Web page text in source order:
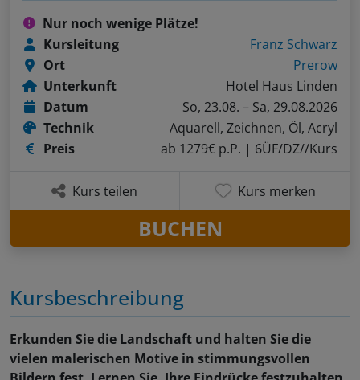
Kursbeschreibung
Erkunden Sie die Landschaft und halten Sie die
vielen malerischen Motive in stimmungsvollen
Nur noch wenige Plätze!
Kursleitung
Franz Schwarz
Ort
Prerow
Unterkunft
Hotel Haus Linden
Datum
So, 23.08. – Sa, 29.08.2026
Technik
Aquarell, Zeichnen, Öl, Acryl
Preis
ab 1279€ p.P. | 6ÜF/DZ//Kurs
Kurs teilen Kurs merken
BUCHEN